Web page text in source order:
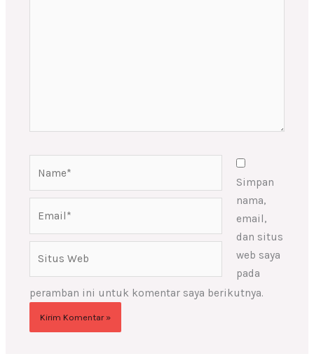
Simpan
nama,
email,
dan situs
web saya
pada
peramban ini untuk komentar saya berikutnya.